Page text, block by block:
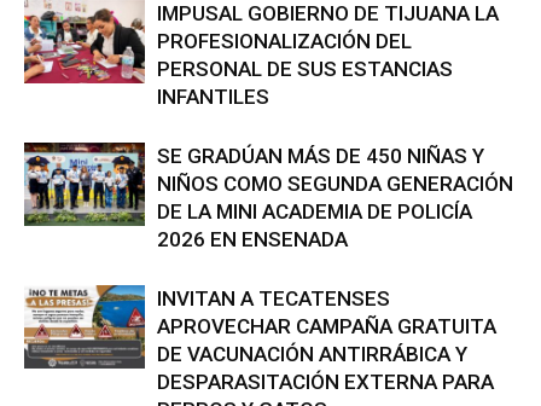
IMPUSAL GOBIERNO DE TIJUANA LA
PROFESIONALIZACIÓN DEL
PERSONAL DE SUS ESTANCIAS
INFANTILES
SE GRADÚAN MÁS DE 450 NIÑAS Y
NIÑOS COMO SEGUNDA GENERACIÓN
DE LA MINI ACADEMIA DE POLICÍA
2026 EN ENSENADA
INVITAN A TECATENSES
APROVECHAR CAMPAÑA GRATUITA
DE VACUNACIÓN ANTIRRÁBICA Y
DESPARASITACIÓN EXTERNA PARA